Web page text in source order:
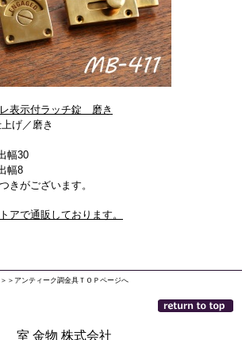
表示付ラッチ錠 磨き
げ／磨き
幅30
幅8
きがございます。
アで通販しております。
＞＞アンティーク調金具ＴＯＰページへ
室 金物 株式会社